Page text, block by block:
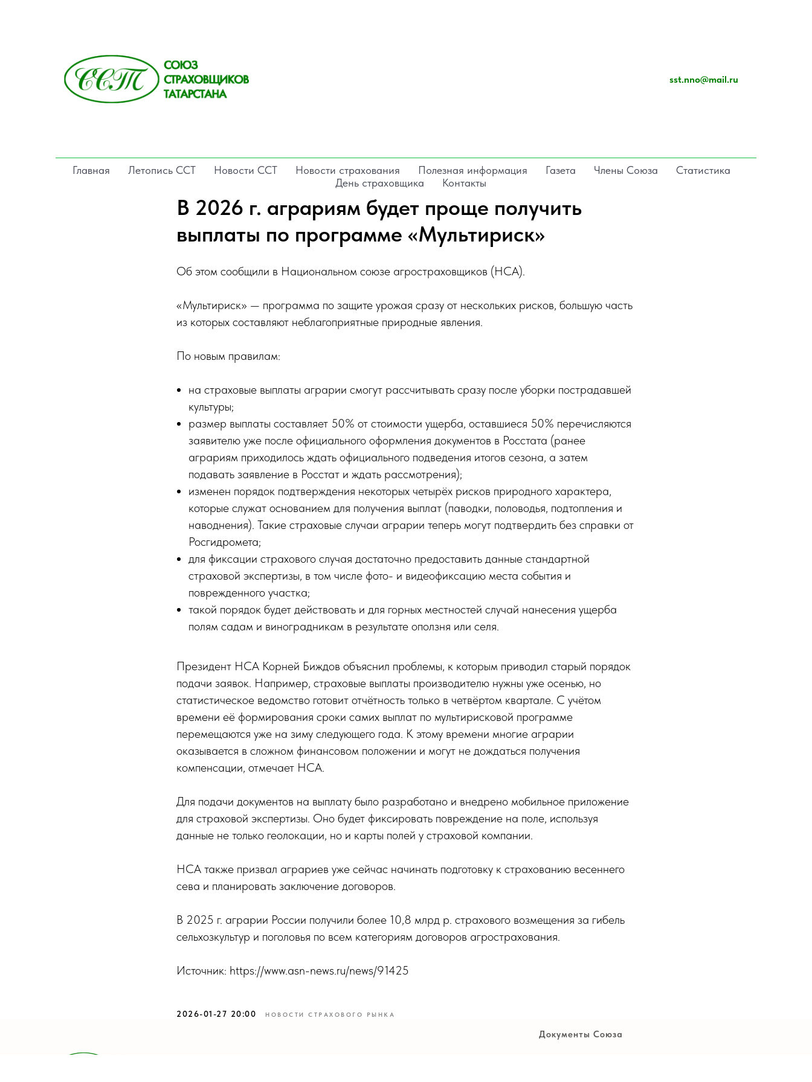
sst.nno@mail.ru
Главная Летопись ССТ Новости ССТ Новости страхования Полезная информация Газета Члены Союза
Статистика
День страховщика
Контакты
В 2026 г. аграриям будет проще получить
выплаты по программе «Мультириск»
Об этом сообщили в Национальном союзе агростраховщиков (НСА).
«Мультириск» — программа по защите урожая сразу от нескольких рисков, большую часть
из которых составляют неблагоприятные природные явления.
По новым правилам:
на страховые выплаты аграрии смогут рассчитывать сразу после уборки пострадавшей
культуры;
размер выплаты составляет 50% от стоимости ущерба, оставшиеся 50% перечисляются
заявителю уже после официального оформления документов в Росстата (ранее
аграриям приходилось ждать официального подведения итогов сезона, а затем
подавать заявление в Росстат и ждать рассмотрения);
изменен порядок подтверждения некоторых четырёх рисков природного характера,
которые служат основанием для получения выплат (паводки, половодья, подтопления и
наводнения). Такие страховые случаи аграрии теперь могут подтвердить без справки от
Росгидромета;
для фиксации страхового случая достаточно предоставить данные стандартной
страховой экспертизы, в том числе фото- и видеофиксацию места события и
поврежденного участка;
такой порядок будет действовать и для горных местностей случай нанесения ущерба
полям садам и виноградникам в результате оползня или селя.
Президент НСА Корней Биждов объяснил проблемы, к которым приводил старый порядок
подачи заявок. Например, страховые выплаты производителю нужны уже осенью, но
статистическое ведомство готовит отчётность только в четвёртом квартале. С учётом
времени её формирования сроки самих выплат по мультирисковой программе
перемещаются уже на зиму следующего года. К этому времени многие аграрии
оказывается в сложном финансовом положении и могут не дождаться получения
компенсации, отмечает НСА.
Для подачи документов на выплату было разработано и внедрено мобильное приложение
для страховой экспертизы. Оно будет фиксировать повреждение на поле, используя
данные не только геолокации, но и карты полей у страховой компании.
НСА также призвал аграриев уже сейчас начинать подготовку к страхованию весеннего
сева и планировать заключение договоров.
В 2025 г. аграрии России получили более 10,8 млрд р. страхового возмещения за гибель
сельхозкультур и поголовья по всем категориям договоров агрострахования.
Источник: https://www.asn-news.ru/news/91425
2026-01-27 20:00 НОВОСТИ СТРАХОВОГО РЫНКА
Документы Союза